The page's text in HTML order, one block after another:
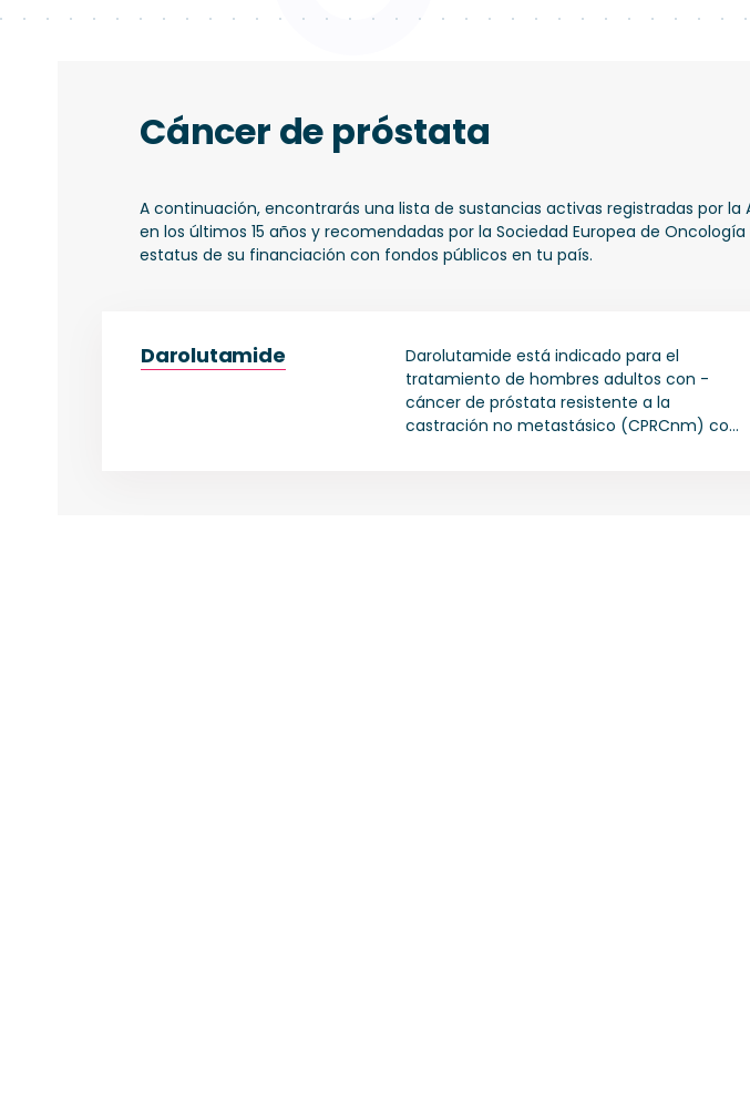
activa...
Cáncer de próstata
A continuación, encontrarás una lista de sustancias activas registradas por la
en los últimos 15 años y recomendadas por la Sociedad Europea de
estatus de su financiación con fondos públicos en tu país.
Darolutamide
Darolutamide está indicado para el
tratamiento de hombres adultos con -
cáncer de próstata resistente a la
castración no metastásico (CPRCnm) con